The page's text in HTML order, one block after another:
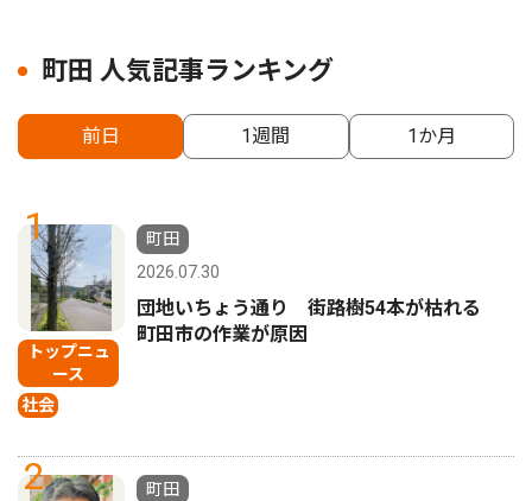
町田 人気記事ランキング
前日 1週間 1か月
1
トップニュ
ース
社会
町田
2026.07.30
団地いちょう通り 街路樹54本が枯れる
町田市の作業が原因
2
町田